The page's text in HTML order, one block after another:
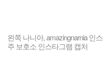
왼쪽 나니아, amazingnarnia 인
주 보호소 인스타그램 캡처